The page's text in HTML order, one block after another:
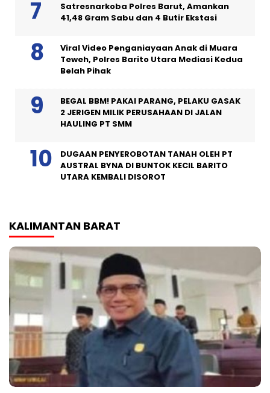
Satresnarkoba Polres Barut, Amankan
41,48 Gram Sabu dan 4 Butir Ekstasi
Viral Video Penganiayaan Anak di Muara
Teweh, Polres Barito Utara Mediasi Kedua
Belah Pihak
BEGAL BBM! PAKAI PARANG, PELAKU GASAK
2 JERIGEN MILIK PERUSAHAAN DI JALAN
HAULING PT SMM
DUGAAN PENYEROBOTAN TANAH OLEH PT
AUSTRAL BYNA DI BUNTOK KECIL BARITO
UTARA KEMBALI DISOROT
KALIMANTAN BARAT